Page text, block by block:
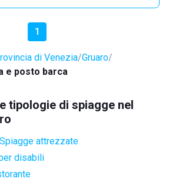
1
di Venezia Gruaro
e posto barca
tipologie di spiagge nel
Spiagge attrezzate
disabili